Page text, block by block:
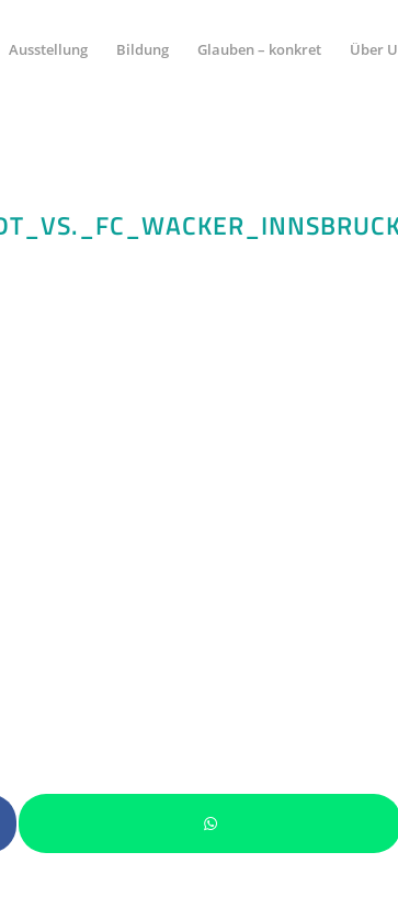
Ausstellung Bildung Glauben – konkret Über